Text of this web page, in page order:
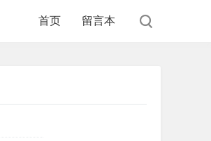
首页 留言本